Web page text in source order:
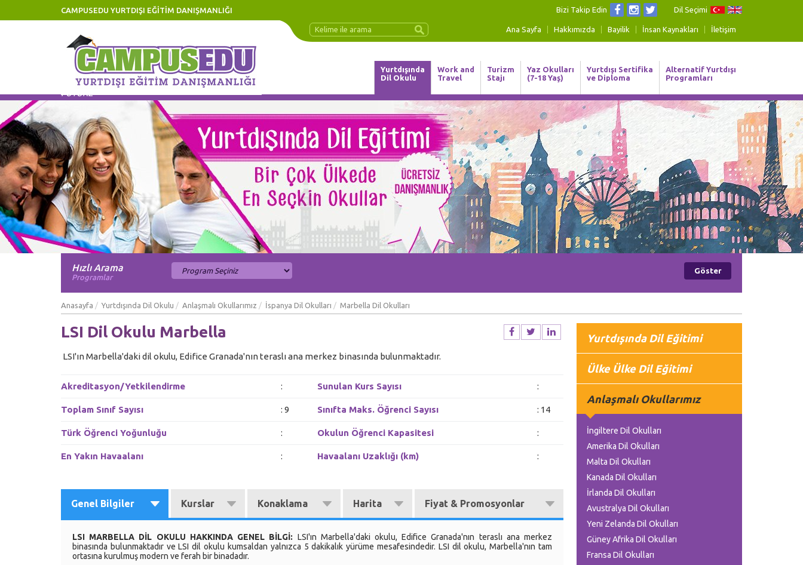
CAMPUSEDU YURTDIŞI EĞİTİM DANIŞMANLIĞI Dil Seçimi
Bizi Takip Edin
Ana Sayfa Hakkımızda Bayilik İnsan Kaynakları İletişim
Yurtdışında
Dil Okulu
Work and
Travel
Turizm
Stajı
Yaz Okulları
(7-18 Yaş)
Yurtdışı Sertifika
ve Diploma
Alternatif Yurtdışı
Programları
Eğitiminize Yatırım, Geleceğinize Yatırımdır! Invest in YOURSELF, Invest in Your
FUTURE
Hızlı Arama
Programlar
Anasayfa Yurtdışında Dil Okulu Anlaşmalı Okullarımız İspanya Dil Okulları Marbella Dil Okulları
LSI Dil Okulu Marbella
LSI'ın Marbella'daki dil okulu, Edifice Granada'nın teraslı ana merkez binasında bulunmaktadır.
Akreditasyon/Yetkilendirme : Sunulan Kurs Sayısı :
Toplam Sınıf Sayısı : 9 Sınıfta Maks. Öğrenci Sayısı : 14
Türk Öğrenci Yoğunluğu : Okulun Öğrenci Kapasitesi :
En Yakın Havaalanı : Havaalanı Uzaklığı (km) :
Genel Bilgiler Kurslar Konaklama Harita Fiyat & Promosyonlar
LSI MARBELLA DİL OKULU HAKKINDA GENEL BİLGİ: LSI'ın Marbella'daki okulu, Edifice Granada'nın teraslı ana merkez
binasında bulunmaktadır ve LSI dil okulu kumsaldan yalnızca 5 dakikalık yürüme mesafesindedir. LSI dil okulu, Marbella'nın tam
ortasına kurulmuş modern ve ferah bir binadadır.
Yurtdışında Dil Eğitimi
Ülke Ülke Dil Eğitimi
Anlaşmalı Okullarımız
İngiltere Dil Okulları
Amerika Dil Okulları
Malta Dil Okulları
Kanada Dil Okulları
İrlanda Dil Okulları
Avustralya Dil Okulları
Yeni Zelanda Dil Okulları
Güney Afrika Dil Okulları
Fransa Dil Okulları